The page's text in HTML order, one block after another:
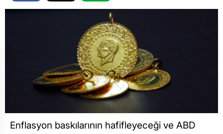
Enflasyon baskılarının hafifleyeceği ve ABD